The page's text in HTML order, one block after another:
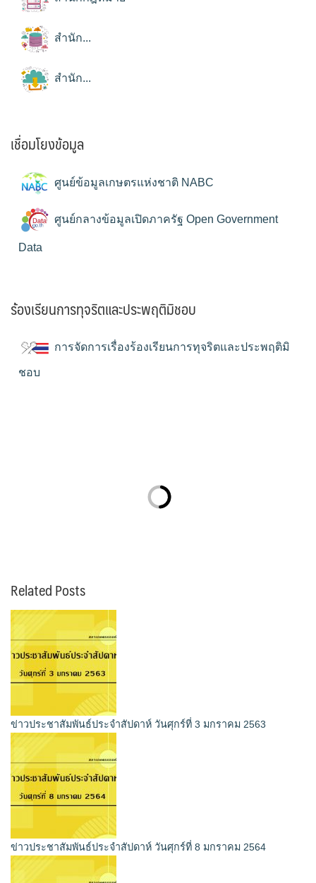
สำนัก...
สำนัก...
เชื่อมโยงข้อมูล
ศูนย์ข้อมูลเกษตรแห่งชาติ NABC
ศูนย์กลางข้อมูลเปิดภาครัฐ Open Government
Data
ร้องเรียนการทุจริตและประพฤติมิชอบ
การจัดการเรื่องร้องเรียนการทุจริตและประพฤติมิ
ชอบ
Related Posts
ข่าวประชาสัมพันธ์ประจำสัปดาห์ วันศุกร์ที่ 3 มกราคม 2563
ข่าวประชาสัมพันธ์ประจำสัปดาห์ วันศุกร์ที่ 8 มกราคม 2564